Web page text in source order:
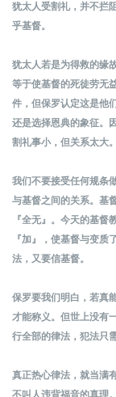
犹太人受割礼，并不拦
乎基督。
犹太人若是为得救的缘
等于使基督的死徒劳无
件，但保罗认定这是他
还是选择恩典的象征。
割礼事小，但关系太大。
我们不要接受任何规条
与基督之间的关系。基
『全无』。今天的基
『加』，使基督与变
法，又要信基督。
保罗要我们明白，若真
才能称义。但世上没有
行全部的律法，犯法只
真正热心律法，就当满
不叫人违背福音的真理